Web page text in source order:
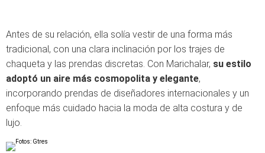
Antes de su relación, ella solía vestir de una forma más
tradicional, con una clara inclinación por los trajes de
chaqueta y las prendas discretas. Con Marichalar, su estilo
adoptó un aire más cosmopolita y elegante,
incorporando prendas de diseñadores internacionales y un
enfoque más cuidado hacia la moda de alta costura y de
lujo.